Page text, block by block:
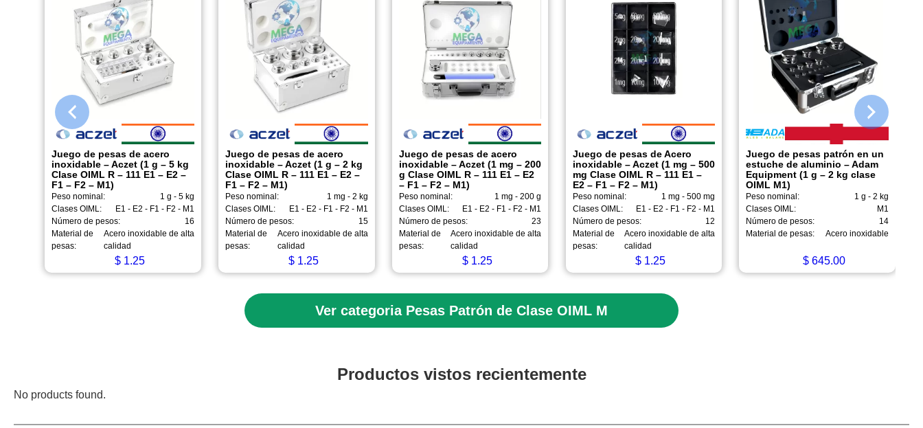
Juego de pesas de acero
inoxidable – Aczet (1 g – 5 kg
Clase OIML R – 111 E1 – E2 –
F1 – F2 – M1)
Peso nominal:
1 g - 5 kg
Clases OIML:
E1 - E2 - F1 - F2 - M1
Número de pesos:
16
Material de
pesas:
Acero inoxidable de alta
calidad
$ 1.25
Juego de pesas de acero
inoxidable – Aczet (1 g – 2 kg
Clase OIML R – 111 E1 – E2 –
F1 – F2 – M1)
Peso nominal:
1 mg - 2 kg
Clases OIML:
E1 - E2 - F1 - F2 - M1
Número de pesos:
15
Material de
pesas:
Acero inoxidable de alta
calidad
$1.25
Juego de pesas de acero
inoxidable – Aczet (1 mg – 200
g Clase OIML R – 111 E1 – E2
– F1 – F2 – M1)
Peso nominal:
1 mg - 200 g
Clases OIML:
E1 - E2 - F1 - F2 - M1
Número de pesos:
23
Material de
pesas:
Acero inoxidable de alta
calidad
$1.25
Juego de pesas de Acero
inoxidable – Aczet (1 mg – 500
mg Clase OIML R – 111 E1 –
E2 – F1 – F2 – M1)
Peso nominal:
1 mg - 500 mg
Clases OIML:
E1 - E2 - F1 - F2 - M1
Número de pesos:
12
Material de
pesas:
Acero inoxidable de alta
calidad
$ 1.25
Juego de pesas patrón en un
estuche de aluminio – Adam
Equipment (1 g – 2 kg clase
OIML M1)
Peso nominal:
1 g - 2 kg
Clases OIML:
M1
Número de pesos:
14
Material de pesas:
Acero inoxidable
$ 645.00
Ver categoria Pesas Patrón de Clase OIML M
Productos vistos recientemente
No products found.